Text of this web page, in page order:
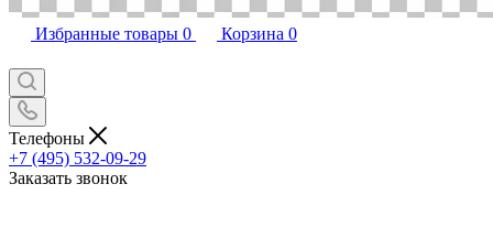
Избранные товары 0 Корзина 0
Телефоны
+7 (495) 532-09-29
Заказать звонок